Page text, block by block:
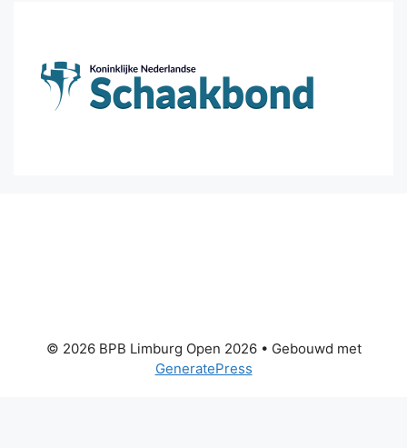
© 2026 BPB Limburg Open 2026• Gebouwd met
GeneratePress